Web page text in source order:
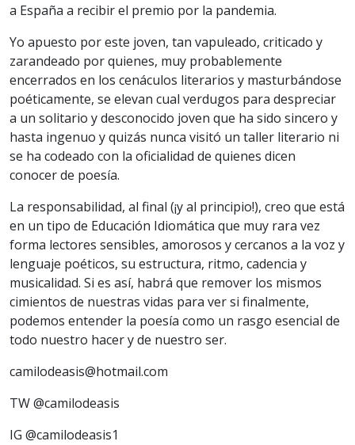
a España a recibir el premio por la pandemia.
Yo apuesto por este joven, tan vapuleado, criticado y
zarandeado por quienes, muy probablemente
encerrados en los cenáculos literarios y masturbándose
poéticamente, se elevan cual verdugos para despreciar
a un solitario y desconocido joven que ha sido sincero y
hasta ingenuo y quizás nunca visitó un taller literario ni
se ha codeado con la oficialidad de quienes dicen
conocer de poesía.
La responsabilidad, al final (¡y al principio!), creo que está
en un tipo de Educación Idiomática que muy rara vez
forma lectores sensibles, amorosos y cercanos a la voz y
lenguaje poéticos, su estructura, ritmo, cadencia y
musicalidad. Si es así, habrá que remover los mismos
cimientos de nuestras vidas para ver si finalmente,
podemos entender la poesía como un rasgo esencial de
todo nuestro hacer y de nuestro ser.
camilodeasis@hotmail.com
TW @camilodeasis
IG @camilodeasis1